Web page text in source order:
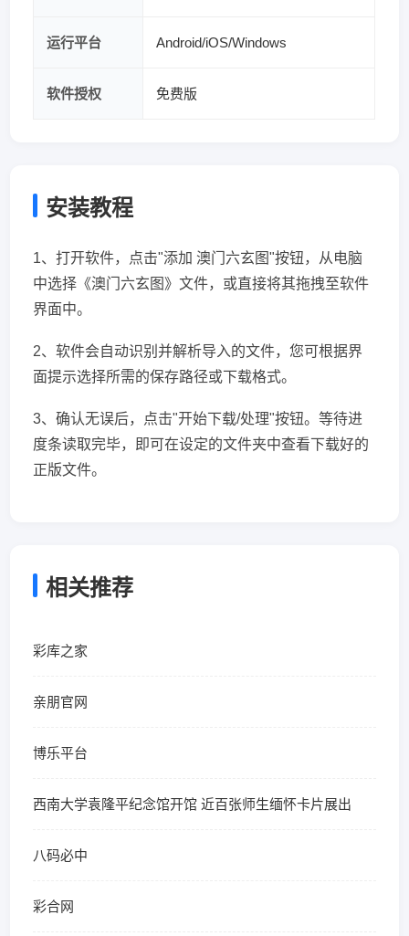
运行平台 Android/iOS/Windows
软件授权 免费版
安装教程
1、打开软件，点击"添加 澳门六玄图"按钮，从电脑
中选择《澳门六玄图》文件，或直接将其拖拽至软件
界面中。
2、软件会自动识别并解析导入的文件，您可根据界
面提示选择所需的保存路径或下载格式。
3、确认无误后，点击"开始下载/处理"按钮。等待进
度条读取完毕，即可在设定的文件夹中查看下载好的
正版文件。
相关推荐
彩库之家
亲朋官网
博乐平台
西南大学袁隆平纪念馆开馆 近百张师生缅怀卡片展出
八码必中
彩合网